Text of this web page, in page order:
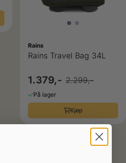
Rains
Rains Travel Bag 34L
1.379,- 2.299,-
På lager
Kjøp